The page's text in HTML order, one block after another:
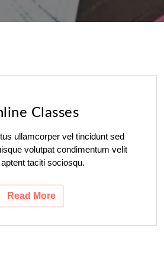
Classes
ullamcorper vel tincidunt sed
volutpat condimentum velit
taciti sociosqu.
Read More